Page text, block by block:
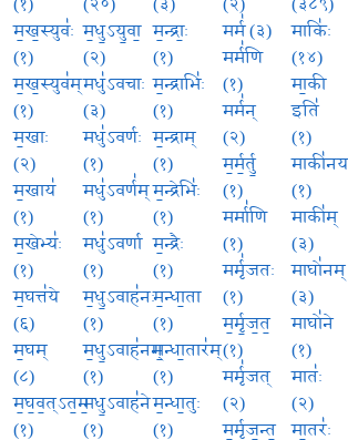
(१)
म॒ख॒स्युवः॑
(१)
म॒ख॒स्युव॑म्
(१)
म॒खाः
(२)
म॒खाय॑
(१)
म॒खेभ्यः॑
(१)
म॒घत्त॑ये
(६)
म॒घम्
(८)
म॒घ॒व॒त्ऽत॒म॒
(१)
(२०)
म॒धु॒ऽयु॒वा॒
(२)
मधु॑ऽवचाः
(३)
मधु॑ऽवर्णः
(१)
मधु॑ऽवर्ण॑म्
(१)
मधु॑ऽवर्णा
(१)
म॒धु॒ऽवाह॑नः
(१)
म॒धु॒ऽवाह॑नम्
(१)
मधु॒ऽवाह॑ने
(१)
(३)
म॒न्द्राः॒
(१)
म॒न्द्राभिः॑
(१)
म॒न्द्राम्
(१)
म॒न्द्रेभिः॑
(१)
म॒न्द्रैः
(१)
म॒न्धा॒ता
(१)
म॒न्धा॒तार॑म्
(१)
म॒न्धा॒तुः
(१)
(२)
मर्म॑ (३)
मर्म॑णि
(१)
मर्म॑न्
(२)
म॒र्म॒र्तु॒
(१)
मर्मा॑णि
(१)
मर्मृ॑जतः
(१)
म॒र्मृ॒ज॒त॒
(१)
मर्मृ॑जत्
(२)
म॒र्मृ॒ज॒न्त॒
(३८९)
माकिः॑
(१४)
मा॒की
इति॑
(१)
(१)
माकी॑म्
(३)
माघो॑नम्
(३)
माघो॑ने
(१)
मातः॑
(२)
मा॒तरः॑